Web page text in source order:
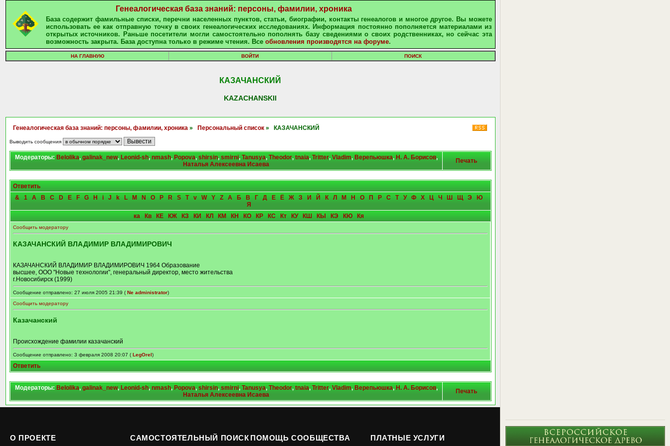
Генеалогическая база знаний: персоны, фамилии, хроника
База содержит фамильные списки, перечни населенных пунктов, статьи, биографии, контакты генеалогов и многое другое. Вы можете
использовать ее как отправную точку в своих генеалогических исследованиях. Информация постоянно пополняется материалами из
открытых источников. Раньше посетители могли самостоятельно пополнять базу сведениями о своих родственниках, но сейчас эта
возможность закрыта. База доступна только в режиме чтения. Все обновления производятся на форуме.
НА ГЛАВНУЮ ВОЙТИ ПОИСК
КАЗАЧАНСКИЙ
KAZACHANSKII
Генеалогическая база знаний: персоны, фамилии, хроника» Персональный список» КАЗАЧАНСКИЙ
Выводить сообщения
Модераторы: Belolika, galinak_new, Leonid-sh, nmash, Popova, shirsin, smirni, Tanusya, Theodor, tnaia, Tritter, Vladim, Верепьюшка, Н. А. Борисов,
Наталья Алексеевна Исаева
Печать
Ответить
&
1 A B C D E F G H i J k L M N O P R S T v W Y Z А Б В Г Д Е Ё Ж З И Й К Л М Н О П Р С Т У Ф Х Ц Ч Ш Щ Э
Ю
Я
ка
Кв КЕ КЖ КЗ КИ КЛ КМ КН КО КР КС Кт КУ КШ КЫ КЭ КЮ Кя
Сообщить модератору
КАЗАЧАНСКИЙ ВЛАДИМИР ВЛАДИМИРОВИЧ
КАЗАЧАНСКИЙ ВЛАДИМИР ВЛАДИМИРОВИЧ 1964 Образование
высшее, ООО "Новые технологии", генеральный директор, место жительства
г.Новосибирск (1999)
Сообщение отправлено: 27 июля 2005 21:39 ( Ne administrator)
Сообщить модератору
Казачанский
Происхождение фамилии казачанский
Сообщение отправлено: 3 февраля 2008 20:07 ( LegOrel)
Ответить
Модераторы: Belolika, galinak_new, Leonid-sh, nmash, Popova, shirsin, smirni, Tanusya, Theodor, tnaia, Tritter, Vladim, Верепьюшка, Н. А. Борисов,
Наталья Алексеевна Исаева
Печать
О ПРОЕКТЕ САМОСТОЯТЕЛЬНЫЙ ПОИСК ПОМОЩЬ СООБЩЕСТВА ПЛАТНЫЕ УСЛУГИ